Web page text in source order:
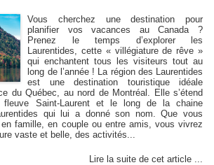
Vous cherchez une destination pour
planifier vos vacances au Canada ?
Prenez le temps d’explorer les
Laurentides, cette « villégiature de rêve »
qui enchantent tous les visiteurs tout au
long de l’année ! La région des Laurentides
est une destination touristique idéale
du Québec, au nord de Montréal. Elle s’étend
Saint-Laurent et le long de la chaine
qui lui a donné son nom. Que vous
famille, en couple ou entre amis, vous vivrez
vaste et belle, des activités...
Lire la suite de cet article ...